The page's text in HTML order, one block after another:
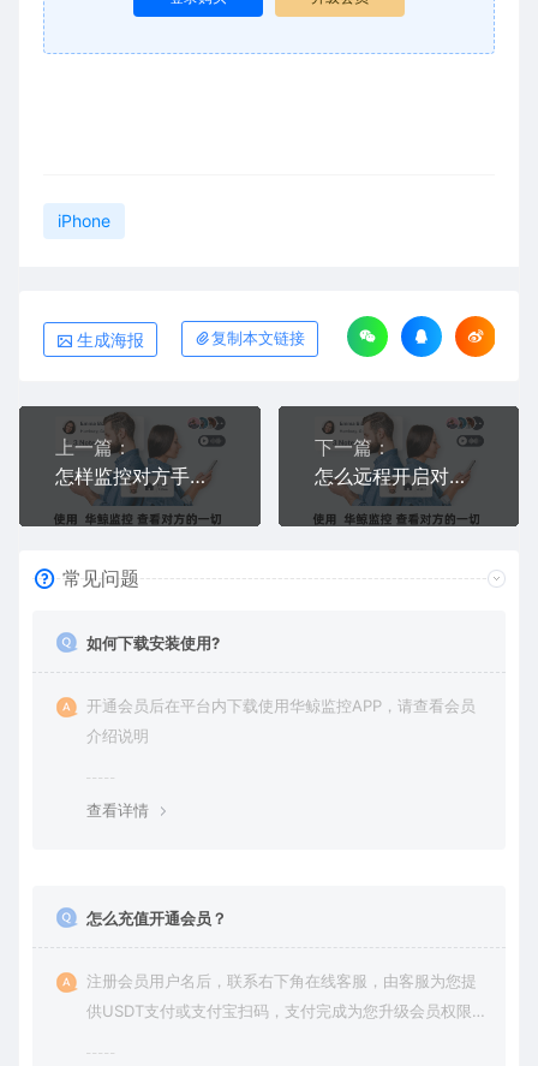
iPhone
生成海报 复制本文链接
上一篇：
怎样监控对方手机完全不被发现？零痕迹无感知的手机监控软件推荐
下一篇：
怎么远程开启对方手机麦克风？无感监听对方周围声音和环境录音的方法
常见问题
如何下载安装使用?
开通会员后在平台内下载使用华鲸监控APP，请查看会员
介绍说明
查看详情
怎么充值开通会员？
注册会员用户名后，联系右下角在线客服，由客服为您提
供USDT支付或支付宝扫码，支付完成为您升级会员权限后